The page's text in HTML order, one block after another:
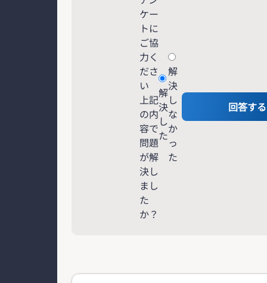
ケー
トに
ご協
力く
ださ
い
上記
の内
容で
問題
が解
決し
まし
た
か？
解
決
し
た
解
決
し
な
か
っ
た
回答する